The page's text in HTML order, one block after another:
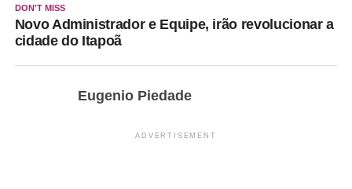
DON'T MISS
Novo Administrador e Equipe, irão revolucionar a
cidade do Itapoã
Eugenio Piedade
ADVERTISEMENT